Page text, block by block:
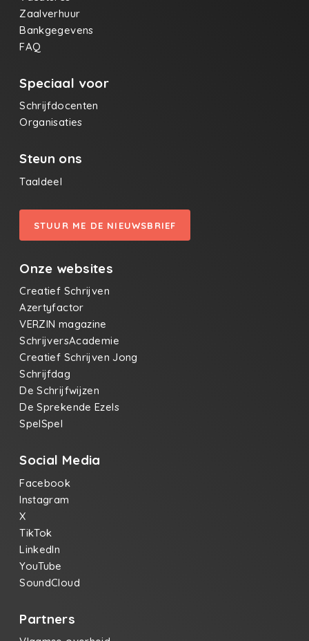
Zaalverhuur
Bankgegevens
FAQ
Speciaal voor
Schrijfdocenten
Organisaties
Steun ons
Taaldeel
STUUR ME DE NIEUWSBRIEF
Onze websites
Creatief Schrijven
Azertyfactor
VERZIN magazine
SchrijversAcademie
Creatief Schrijven Jong
Schrijfdag
De Schrijfwijzen
De Sprekende Ezels
SpelSpel
Social Media
Facebook
Instagram
X
TikTok
LinkedIn
YouTube
SoundCloud
Partners